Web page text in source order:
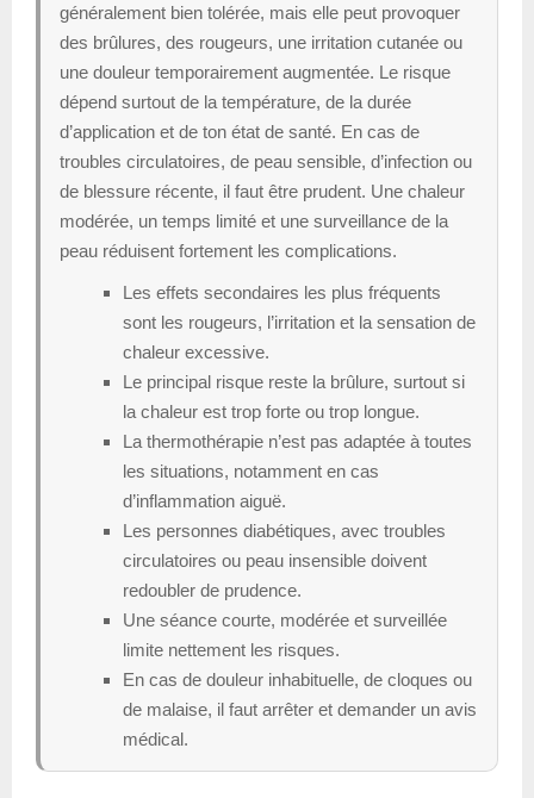
généralement bien tolérée, mais elle peut provoquer
des brûlures, des rougeurs, une irritation cutanée ou
une douleur temporairement augmentée. Le risque
dépend surtout de la température, de la durée
d’application et de ton état de santé. En cas de
troubles circulatoires, de peau sensible, d’infection ou
de blessure récente, il faut être prudent. Une chaleur
modérée, un temps limité et une surveillance de la
peau réduisent fortement les complications.
Les effets secondaires les plus fréquents
sont les rougeurs, l’irritation et la sensation de
chaleur excessive.
Le principal risque reste la brûlure, surtout si
la chaleur est trop forte ou trop longue.
La thermothérapie n’est pas adaptée à toutes
les situations, notamment en cas
d’inflammation aiguë.
Les personnes diabétiques, avec troubles
circulatoires ou peau insensible doivent
redoubler de prudence.
Une séance courte, modérée et surveillée
limite nettement les risques.
En cas de douleur inhabituelle, de cloques ou
de malaise, il faut arrêter et demander un avis
médical.